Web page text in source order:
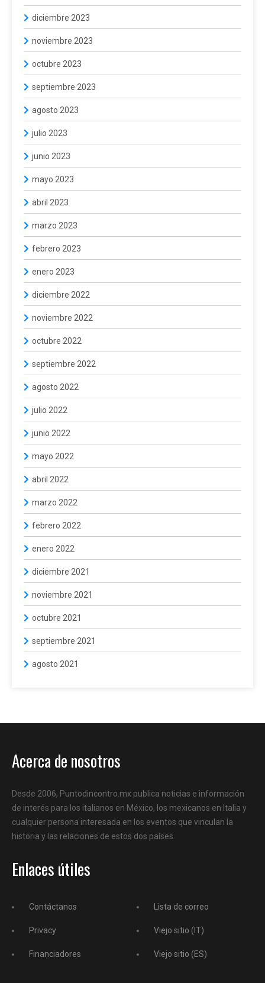
diciembre 2023
noviembre 2023
octubre 2023
septiembre 2023
agosto 2023
julio 2023
junio 2023
mayo 2023
abril 2023
marzo 2023
febrero 2023
enero 2023
diciembre 2022
noviembre 2022
octubre 2022
septiembre 2022
agosto 2022
julio 2022
junio 2022
mayo 2022
abril 2022
marzo 2022
febrero 2022
enero 2022
diciembre 2021
noviembre 2021
octubre 2021
septiembre 2021
agosto 2021
Acerca de nosotros
Desde 2006, Puntodincontro.mx publica noticias e información
de interés para los italianos en México, los mexicanos en Italia y
cualquier persona interesada en los eventos que vinculan la
historia y las relaciones de estos dos países.
Enlaces útiles
Contáctanos
Privacy
Financiadores
Lista de correo
Viejo sitio (IT)
Viejo sitio (ES)